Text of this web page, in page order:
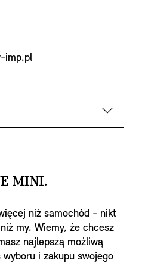
imp.pl
MINI.
niż samochód - nikt
my. Wiemy, że chcesz
najlepszą możliwą
i zakupu swojego